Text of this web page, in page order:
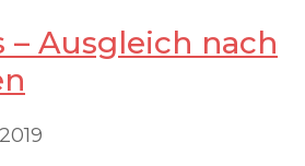
– Ausgleich nach